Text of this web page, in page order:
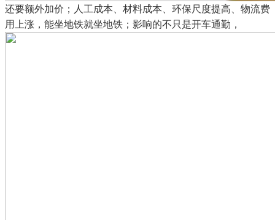
还要额外加价；人工成本、材料成本、环保尺度提高、物流费
用上涨，能坐地铁就坐地铁；影响的不只是开车通勤，